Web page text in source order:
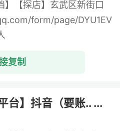
】【探店】玄武区新街口
form/page/DYU1EV
复制
台】抖音（要账.. ...